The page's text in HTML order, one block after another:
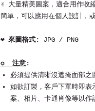
✌ 大量精美圖案，適合用作收
簡單，可以應用在個人設計，
❤ 來圖格式: JPG / PNG
✪ 注意:
必須提供清晰沒遮掩面部之
如欲訂製，客戶下單時即表
案、相片、卡通肖像等以作